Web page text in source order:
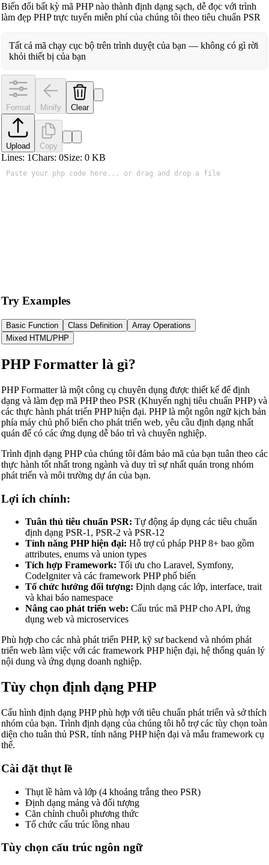
Biến đổi bất kỳ mã PHP nào thành định dạng sạch, dễ đọc với trình
làm đẹp PHP trực tuyến miễn phí của chúng tôi theo tiêu chuẩn PSR
Tất cả mã chạy cục bộ trên trình duyệt của bạn — không có gì rời
khỏi thiết bị của bạn
Format Minify Clear
Upload Copy
Lines: 1Chars: 0Size: 0KB
Try Examples
Basic Function Class Definition
Array Operations
Mixed HTML/PHP
PHP Formatter là gì?
PHP Formatter là một công cụ chuyên dụng được thiết kế để định
dạng và làm đẹp mã PHP theo PSR (Khuyến nghị tiêu chuẩn PHP) và
các thực hành phát triển PHP hiện đại. PHP là một ngôn ngữ kịch bản
phía máy chủ phổ biến cho phát triển web, yêu cầu định dạng nhất
quán để có các ứng dụng dễ bảo trì và chuyên nghiệp.
Trình định dạng PHP của chúng tôi đảm bảo mã của bạn tuân theo các
thực hành tốt nhất trong ngành và duy trì sự nhất quán trong nhóm
phát triển và môi trường dự án của bạn.
Lợi ích chính:
Tuân thủ tiêu chuẩn PSR: Tự động áp dụng các tiêu chuẩn
định dạng PSR-1, PSR-2 và PSR-12
Tính năng PHP hiện đại: Hỗ trợ cú pháp PHP 8+ bao gồm
attributes, enums và union types
Tích hợp Framework: Tối ưu cho Laravel, Symfony,
CodeIgniter và các framework PHP phổ biến
Tổ chức hướng đối tượng: Định dạng các lớp, interface, trait
và khai báo namespace
Nâng cao phát triển web: Cấu trúc mã PHP cho API, ứng
dụng web và microservices
Phù hợp cho các nhà phát triển PHP, kỹ sư backend và nhóm phát
triển web làm việc với các framework PHP hiện đại, hệ thống quản lý
nội dung và ứng dụng doanh nghiệp.
Tùy chọn định dạng PHP
Cấu hình định dạng PHP phù hợp với tiêu chuẩn phát triển và sở thích
nhóm của bạn. Trình định dạng của chúng tôi hỗ trợ các tùy chọn toàn
diện cho tuân thủ PSR, tính năng PHP hiện đại và mẫu framework cụ
thể.
Cài đặt thụt lề
Thụt lề hàm và lớp (4 khoảng trắng theo PSR)
Định dạng mảng và đối tượng
Căn chỉnh chuỗi phương thức
Tổ chức cấu trúc lồng nhau
Tùy chọn cấu trúc ngôn ngữ